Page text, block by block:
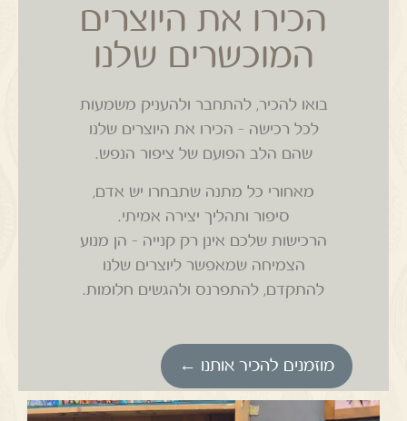
הכירו את היוצרים
המוכשרים שלנו
בואו להכיר, להתחבר ולהעניק משמעות
לכל רכישה – הכירו את היוצרים שלנו
שהם הלב הפועם של ציפור הנפש.
מאחורי כל מתנה שתבחרו יש אדם,
סיפור ותהליך יצירה אמיתי.
הרכישות שלכם אינן רק קנייה – הן מנוע
הצמיחה שמאפשר ליוצרים שלנו
להתקדם, להתפרנס ולהגשים חלומות.
מוזמנים להכיר אותנו ←